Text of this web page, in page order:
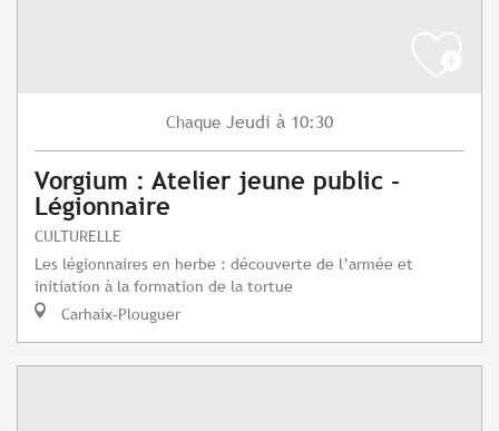
Chaque Jeudi à 10:30
Vorgium : Atelier jeune public -
Légionnaire
CULTURELLE
Les légionnaires en herbe : découverte de l’armée et
initiation à la formation de la tortue
Carhaix-Plouguer